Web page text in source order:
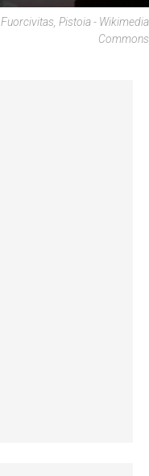
Pistoia - Wikimedia
Commons